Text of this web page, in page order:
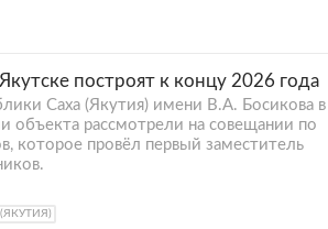
построят к концу 2026 года
Саха (Якутия) имени В.А. Босикова в
объекта рассмотрели на совещании по
которое провёл первый заместитель